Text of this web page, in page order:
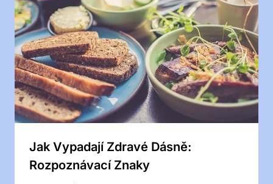
Jak Vypadají Zdravé Dásně:
Rozpoznávací Znaky